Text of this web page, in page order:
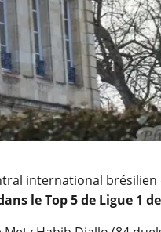
international
le Top 5 de Ligue 1